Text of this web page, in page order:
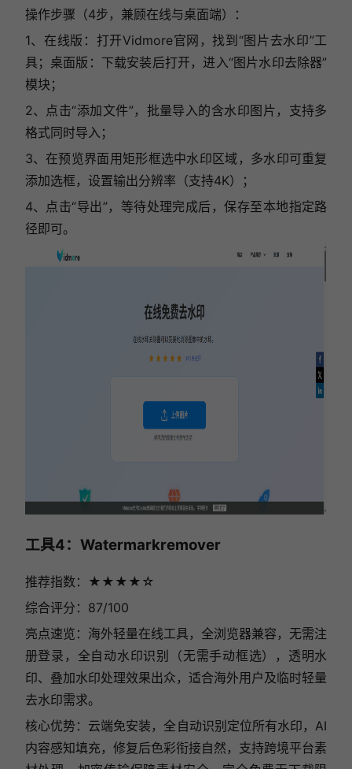
操作步骤（4步，兼顾在线与桌面端）：
1、在线版：打开Vidmore官网，找到“图片去水印”工
具；桌面版：下载安装后打开，进入“图片水印去除器”
模块；
2、点击“添加文件”，批量导入的含水印图片，支持多
格式同时导入；
3、在预览界面用矩形框选中水印区域，多水印可重复
添加选框，设置输出分辨率（支持4K）；
4、点击“导出”，等待处理完成后，保存至本地指定路
径即可。
工具4：Watermarkremover
推荐指数：★★★★☆
综合评分：87/100
亮点速览：海外轻量在线工具，全浏览器兼容，无需注
册登录，全自动水印识别（无需手动框选），透明水
印、叠加水印处理效果出众，适合海外用户及临时轻量
去水印需求。
核心优势：云端免安装，全自动识别定位所有水印，AI
内容感知填充，修复后色彩衔接自然，支持跨境平台素